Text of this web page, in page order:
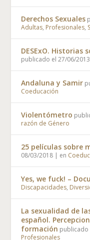
Derechos Sexuales
Adultas, Profesionales,
DESExO. Historias
publicado el 27/06/2013
Andaluna y Samir
Coeducación
Violentómetro
razón de Género
25 películas sobre
08/03/2018 | en
Yes, we fuck! –
Discapacidades,
La sexualidad de
español.
formación publicado
Profesionales